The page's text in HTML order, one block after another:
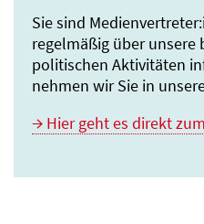
Sie sind
regelmäßig über
politischen Aktivitäten
nehmen wir Sie in
Hier geht es direkt